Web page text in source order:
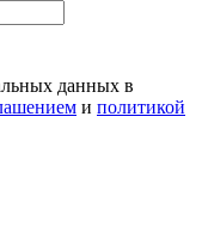
данных в
и политикой